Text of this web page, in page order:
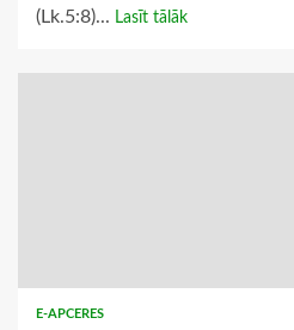
(Lk.5:8)... Lasīt tālāk
E-APCERES